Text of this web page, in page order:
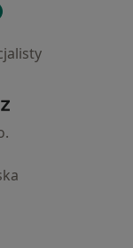
Strona główna